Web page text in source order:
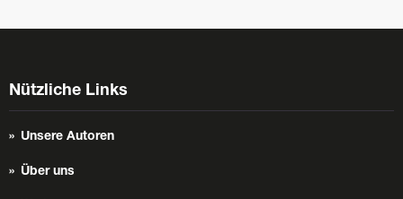
Nützliche Links
Unsere Autoren
Über uns